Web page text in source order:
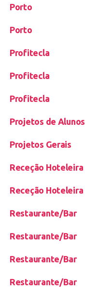
Porto
Porto
Profitecla
Profitecla
Profitecla
Projetos de Alunos
Projetos Gerais
Receção Hoteleira
Receção Hoteleira
Restaurante/Bar
Restaurante/Bar
Restaurante/Bar
Restaurante/Bar